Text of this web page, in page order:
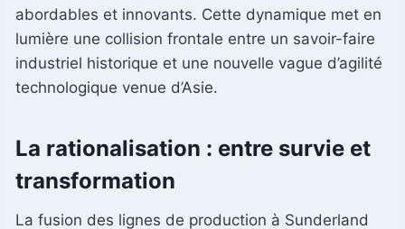
abordables et innovants. Cette dynamique met en
lumière une collision frontale entre un savoir-faire
industriel historique et une nouvelle vague d’agilité
technologique venue d’Asie.
La rationalisation : entre survie et
transformation
La fusion des lignes de production à Sunderland